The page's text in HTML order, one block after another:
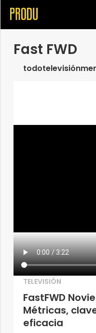
Fast FWD
todotelevisión
TELEVISIÓN
FastFWD
Métricas,
eficacia